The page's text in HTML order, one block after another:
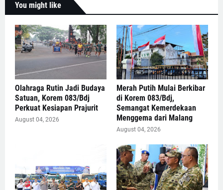
You might like
Olahraga Rutin Jadi Budaya
Satuan, Korem 083/Bdj
Perkuat Kesiapan Prajurit
August 04, 2026
Merah Putih Mulai Berkibar
di Korem 083/Bdj,
Semangat Kemerdekaan
Menggema dari Malang
August 04, 2026